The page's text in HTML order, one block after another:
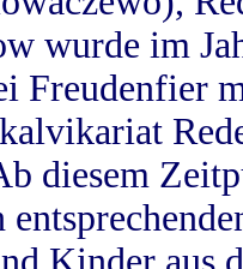
wurde im
Freudenfier
diesem